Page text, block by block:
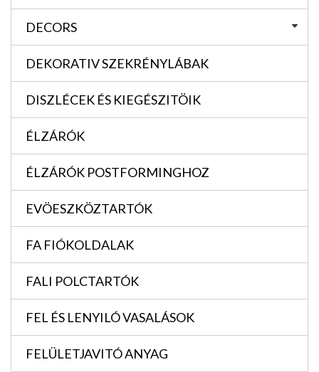
DECORS
DEKORATIV SZEKRÉNYLÁBAK
DISZLÉCEK ÉS KIEGÉSZITÖIK
ÉLZÁRÓK
ÉLZÁRÓK POSTFORMINGHOZ
EVÖESZKÖZTARTÓK
FA FIÓKOLDALAK
FALI POLCTARTÓK
FEL ÉS LENYILÓ VASALÁSOK
FELÜLETJAVITÓ ANYAG